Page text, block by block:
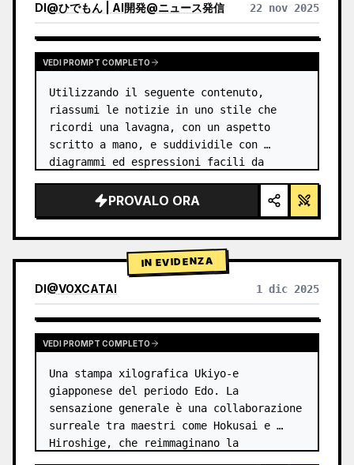
DI@ひでもん | AI開発@ニュース発信 22 nov 2025
VISUALIZZA RISULTATI DI ALTRI MODELLI
VEDI PROMPT COMPLETO
Utilizzando il seguente contenuto,
riassumi le notizie in uno stile che
ricordi una lavagna, con un aspetto
scritto a mano, e suddividile con
diagrammi ed espressioni facili da
insegnante.PROVALO ORA
IN EVIDENZA
DI@VOXCATAI 1 dic 2025
VEDI PROMPT COMPLETO
Una stampa xilografica Ukiyo-e
giapponese del periodo Edo. La
sensazione generale è una collaborazione
surreale tra maestri come Hokusai e
Hiroshige, che reimmaginano la